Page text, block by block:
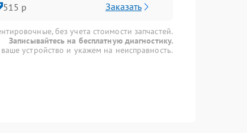
515 р Заказать
без учета стоимости запчастей.
Записывайтесь на бесплатную диагностику.
устройство и укажем на неисправность.